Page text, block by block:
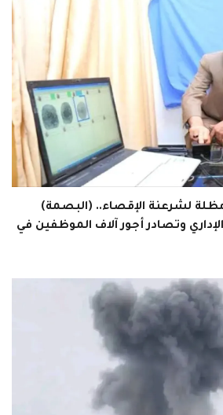
لشرعنة الإقصاء.. (البصمة)
وتصادر أجور آلاف الموظفين في